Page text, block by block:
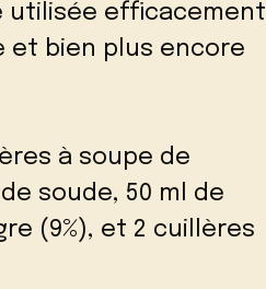
utilisée efficacement
et bien plus encore
à soupe de
soude, 50 ml de
(9%), et 2 cuillères